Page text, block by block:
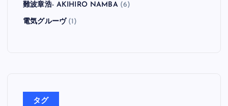
難波章浩- AKIHIRO NAMBA(6)
電気グルーヴ(1)
タグ